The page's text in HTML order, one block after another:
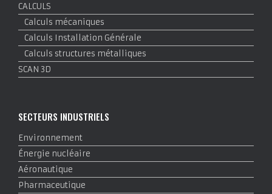
CALCULS
Calculs mécaniques
Calculs Installation Générale
Calculs structures métalliques
SCAN 3D
SECTEURS INDUSTRIELS
Environnement
Énergie nucléaire
Aéronautique
Pharmaceutique